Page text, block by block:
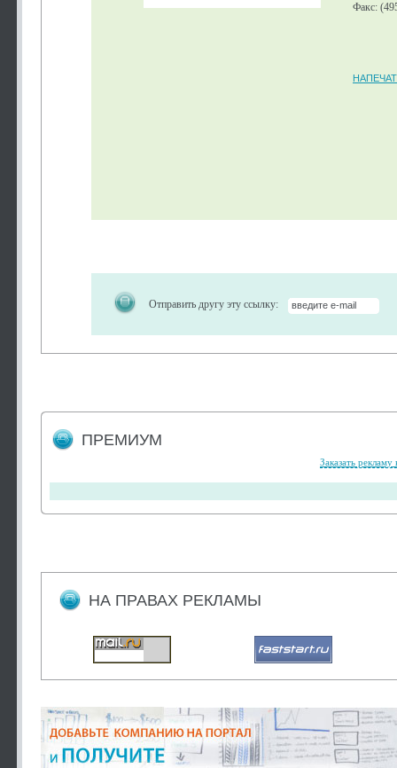
Факс:
Отправить другу эту ссылку:
ПРЕМИУМ
Заказать рекламу
НА ПРАВАХ РЕКЛАМЫ